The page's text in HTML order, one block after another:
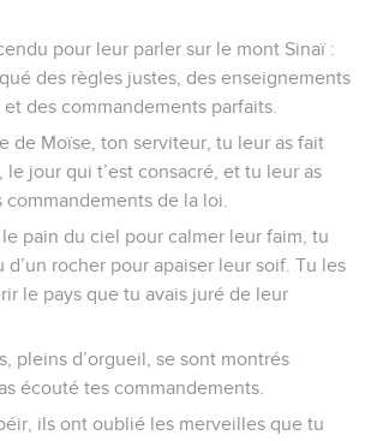
pour leur parler sur le mont Sinaï :
des règles justes, des enseignements
des commandements parfaits.
de Moïse, ton serviteur, tu leur as fait
le jour qui t’est consacré, et tu leur as
de la loi.
pain du ciel pour calmer leur faim, tu
d’un rocher pour apaiser leur soif. Tu les
le pays que tu avais juré de leur
pleins d’orgueil, se sont montrés
écouté tes commandements.
ils ont oublié les merveilles que tu